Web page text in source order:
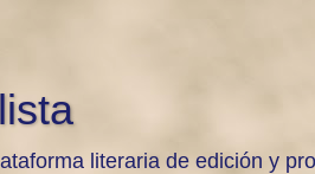
literaria de edición y